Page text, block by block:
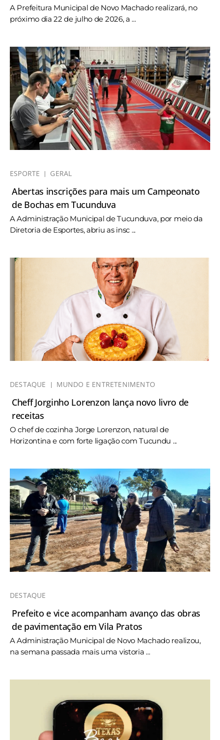
A Prefeitura Municipal de Novo Machado realizará, no
próximo dia 22 de julho de 2026, a ...
ESPORTE GERAL
Abertas inscrições para mais um Campeonato
de Bochas em Tucunduva
A Administração Municipal de Tucunduva, por meio da
Diretoria de Esportes, abriu as insc ...
DESTAQUE MUNDO E ENTRETENIMENTO
Cheff Jorginho Lorenzon lança novo livro de
receitas
O chef de cozinha Jorge Lorenzon, natural de
Horizontina e com forte ligação com Tucundu ...
DESTAQUE
Prefeito e vice acompanham avanço das obras
de pavimentação em Vila Pratos
A Administração Municipal de Novo Machado realizou,
na semana passada mais uma vistoria ...